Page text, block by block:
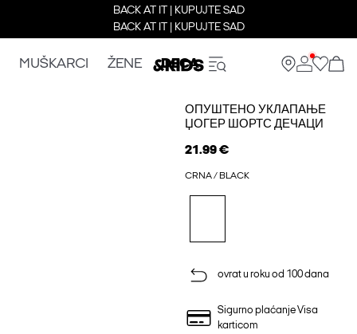
BACK AT IT | KUPUJTE SAD
BACK AT IT | KUPUJTE SAD
MUŠKARCI ŽENE DECA
ОПУШТЕНО УКЛАПАЊЕ
ЏОГЕР ШОРТС ДЕЧАЦИ
21.99 €
CRNA / BLACK
ovrat u roku od 100 dana
Sigurno plaćanje Visa
karticom